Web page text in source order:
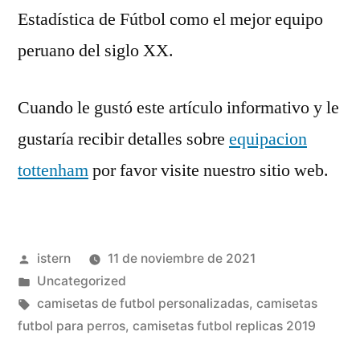
Estadística de Fútbol como el mejor equipo
peruano del siglo XX.
Cuando le gustó este artículo informativo y le
gustaría recibir detalles sobre equipacion
tottenhampor favor visite nuestro sitio web.
Publicado
por
istern
11 de noviembre de 2021
Publicado
en
Uncategorized
Etiquetas:
camisetas de futbol personalizadas, camisetas
futbol para perros, camisetas futbol replicas 2019